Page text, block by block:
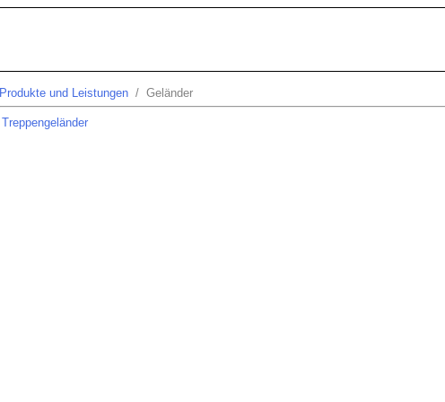
Produkte und Leistungen / Geländer
Treppengeländer